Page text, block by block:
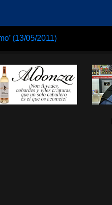
(13/05/2011)